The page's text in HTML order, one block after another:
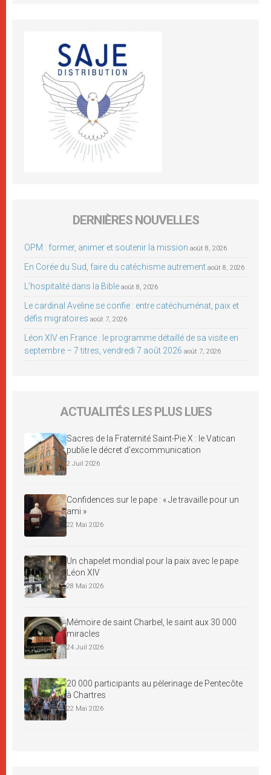
DERNIÈRES NOUVELLES
OPM : former, animer et soutenir la mission août 8, 2026
En Corée du Sud, faire du catéchisme autrement août 8, 2026
L’hospitalité dans la Bible août 8, 2026
Le cardinal Aveline se confie : entre catéchuménat, paix et
défis migratoires août 7, 2026
Léon XIV en France : le programme détaillé de sa visite en
septembre – 7 titres, vendredi 7 août 2026 août 7, 2026
ACTUALITÉS LES PLUS LUES
Sacres de la Fraternité Saint-Pie X : le Vatican
publie le décret d’excommunication
2 Juil 2026
Confidences sur le pape : « Je travaille pour un
ami »
22 Mai 2026
Un chapelet mondial pour la paix avec le pape
Léon XIV
28 Mai 2026
Mémoire de saint Charbel, le saint aux 30 000
miracles
24 Juil 2026
20 000 participants au pèlerinage de Pentecôte
à Chartres
22 Mai 2026